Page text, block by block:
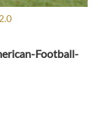
Football-